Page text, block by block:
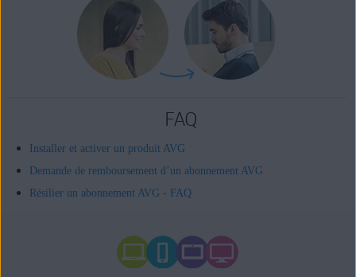
FAQ
Installer et activer un produit AVG
Demande de remboursement d’un abonnement AVG
Résilier un abonnement AVG - FAQ